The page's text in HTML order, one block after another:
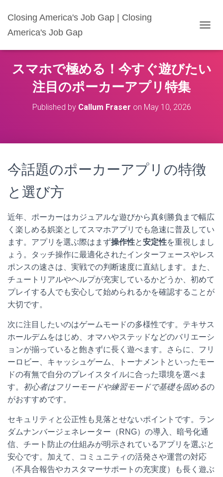
Closing America's Job Gap | Closing
America's Job Gap
G
L
O
N
スマホで極める！今すぐ遊びたい
注目のポーカーアプリ特集
Published by Callum Fraser on May 10, 2026
今話題のポーカーアプリの特徴
と選び方
近年、ポーカーはカジュアルな遊びから真剣勝負まで幅広
く楽しめる娯楽としてスマホアプリでも急速に普及してい
ます。アプリを選ぶ際はまず操作性と安定性を重視しまし
ょう。タッチ操作に最適化されたインターフェースやレス
ポンスの速さは、実戦での判断速度に直結します。また、
チュートリアルやヘルプが充実しているかどうか、初めて
プレイする人でも安心して始められるかを確認することが
大切です。
次に注目したいのはゲームモードの多様性です。テキサス
ホールデムをはじめ、オマハやステッドなどのバリエーシ
ョンが揃っていると飽きずに長く遊べます。さらに、フリ
ーロビー、キャッシュゲーム、トーナメントといったモー
ドの有無で自分のプレイスタイルに合った環境を選べま
す。 初心者はフリーモードや練習モードで基礎を固めるの
がおすすめです。
セキュリティと公正性も見落とせないポイントです。ラン
ダムナンバージェネレーター（RNG）の導入、暗号化通
信、チート防止の仕組みが明示されているアプリを選ぶと
安心です。加えて、コミュニティの活発さや運営の対応
（不具合報告やカスタマーサポートの充実度）も長く遊ぶ